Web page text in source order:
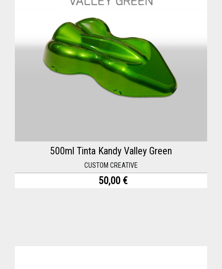
500ml Tinta Kandy Valley Green
CUSTOM CREATIVE
50,00 €